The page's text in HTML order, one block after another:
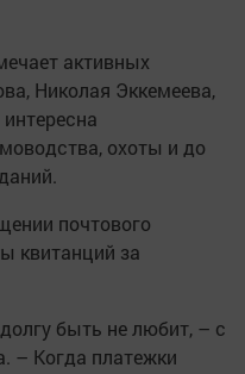
активных
Николая Эккемеева,
охоты и до
почтового
квитанций за
быть не любит, – с
– Когда платежки